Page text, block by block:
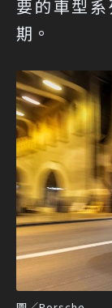
要的車型
期。